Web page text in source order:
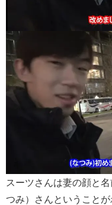
スーツさんは妻の顔と
つみ）さんということが